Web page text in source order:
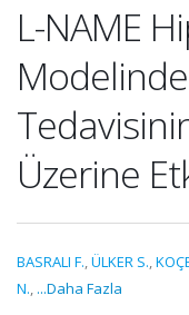
L-NAME
Üzerine
BASRALI F.,ÜLKER S.,
N., ...Daha Fazla